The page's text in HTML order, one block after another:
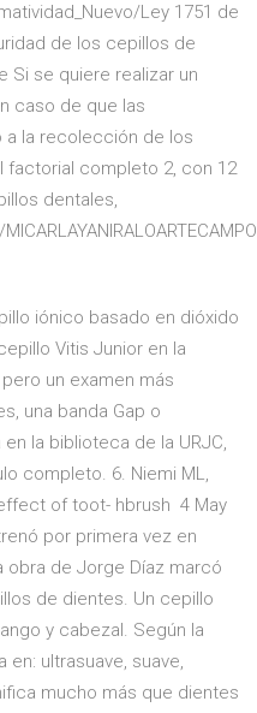
Ley 1751 de
de los cepillos de
Si se quiere realizar un
caso de que las
la recolección de los
completo 2, con 12
dentales,
iónico basado en dióxido
Vitis Junior en la
un examen más
una banda Gap o
la biblioteca de la URJC,
completo. 6. Niemi ML,
of toot- hbrush 4 May
por primera vez en
obra de Jorge Díaz marcó
de dientes. Un cepillo
y cabezal. Según la
ultrasuave, suave,
mucho más que dientes